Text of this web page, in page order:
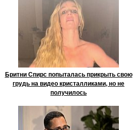
Бритни Спирс попыталась прикрыть свою
грудь на видео кристалликами, но не
получилось